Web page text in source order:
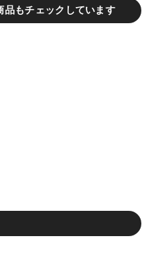
品もチェックしています